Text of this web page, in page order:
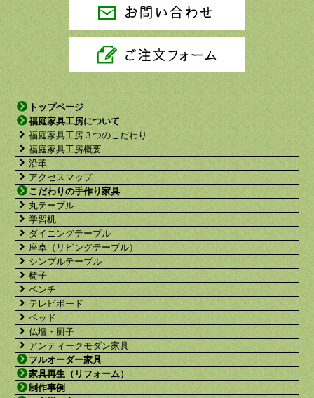
トップページ
福庭家具工房について
福庭家具工房３つのこだわり
福庭家具工房概要
沿革
アクセスマップ
こだわりの手作り家具
丸テーブル
学習机
ダイニングテーブル
座卓（リビングテーブル）
シンプルテーブル
椅子
ベンチ
テレビボード
ベッド
仏壇・厨子
アンティークモダン家具
フルオーダー家具
家具再生（リフォーム）
制作事例